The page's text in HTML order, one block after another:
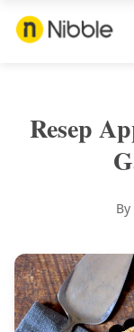
Resep
By